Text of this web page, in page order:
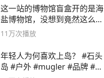
这一站的博物馆盲盒开的是海
盐博物馆，没想到竟然这么好
逛！
11万次播放
年轻人为何喜欢上岛？ #石头
岛 #户外 #mugler #品牌 #足